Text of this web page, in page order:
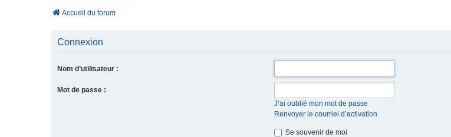
Accueil du forum
Connexion
Nom d’utilisateur :
Mot de passe :
J’ai oublié mon mot de passe
Renvoyer le courriel d’activation
Se souvenir de moi